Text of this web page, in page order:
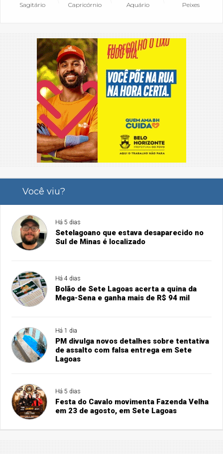
Sagitário Capricórnio Aquário Peixes
Você viu?
Há 5 dias
Setelagoano que estava desaparecido no
Sul de Minas é localizado
Há 4 dias
Bolão de Sete Lagoas acerta a quina da
Mega-Sena e ganha mais de R$ 94 mil
Há 1 dia
PM divulga novos detalhes sobre tentativa
de assalto com falsa entrega em Sete
Lagoas
Há 5 dias
Festa do Cavalo movimenta Fazenda Velha
em 23 de agosto, em Sete Lagoas